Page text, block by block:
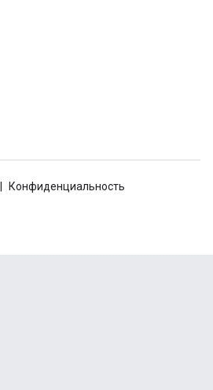
Конфиденциальность